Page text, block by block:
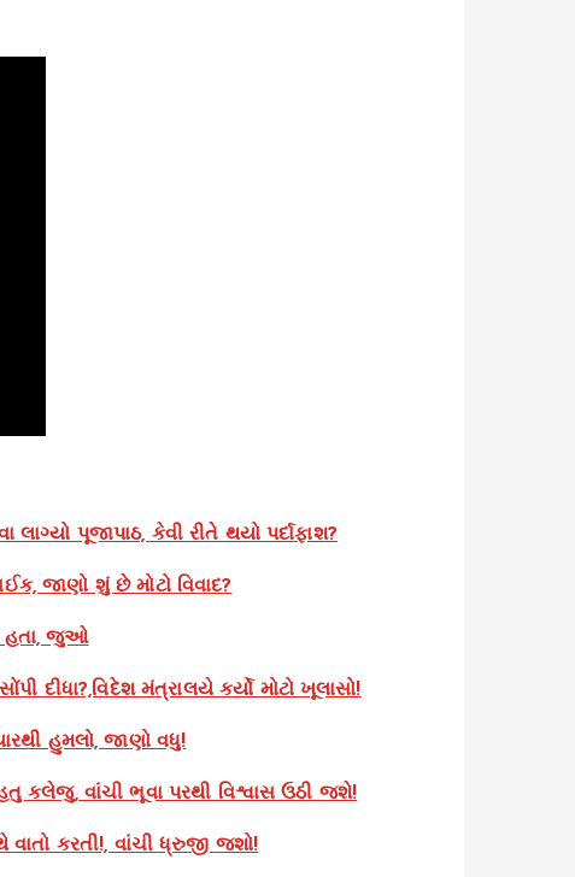
પૂજાપાઠ, કેવી રીતે થયો પર્દાફાશ?
જાણો શું છે મોટો વિવાદ?
હતા, જુઓ
દીધા?,વિદેશ મંત્રાલયે કર્યો મોટો ખૂલાસો!
હુમલો, જાણો વધુ!
કલેજુ, વાંચી ભૂવા પરથી વિશ્વાસ ઉઠી જશે!
કરતી!, વાંચી ધ્રુજી જશો!